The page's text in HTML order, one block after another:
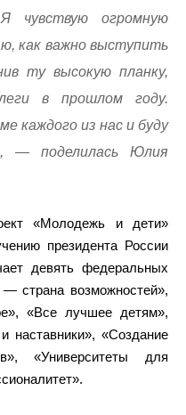
чувствую огромную
как важно выступить
ту высокую планку,
в прошлом году.
каждого из нас и буду
— поделилась Юлия
«Молодежь и дети»
президента России
девять федеральных
страна возможностей»,
«Все лучшее детям»,
наставники», «Создание
«Университеты для